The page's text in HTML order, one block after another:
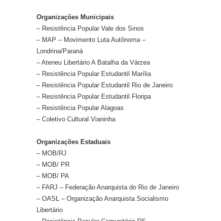
Organizações Municipais
– Resistência Popular Vale dos Sinos
– MAP – Movimento Luta Autônoma –
Londrina/Paraná
– Ateneu Libertário A Batalha da Várzea
– Resistência Popular Estudantil Marília
– Resistência Popular Estudantil Rio de Janeiro
– Resistência Popular Estudantil Floripa
– Resistência Popular Alagoas
– Coletivo Cultural Vianinha
Organizações Estaduais
– MOB/RJ
– MOB/ PR
– MOB/ PA
– FARJ – Federação Anarquista do Rio de Janeiro
– OASL – Organização Anarquista Socialismo
Libertário